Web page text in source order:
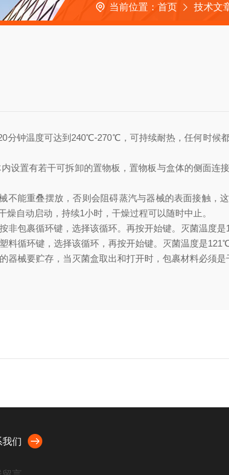
当前位置： 首页 技术文
分钟温度可达到240℃-270℃，可持续耐热，任何时候
置有若干可拆卸的置物板，置物板与盒体的侧面连
能重叠摆放，否则会阻碍蒸汽与器械的表面接触，
自动启动，持续1小时，干燥过程可以随时中止。
包裹循环键，选择该循环。再按开始键。灭菌温度是
循环键，选择该循环，再按开始键。灭菌温度是121℃
械要贮存，当灭菌盒取出和打开时，包裹材料必须是
我们